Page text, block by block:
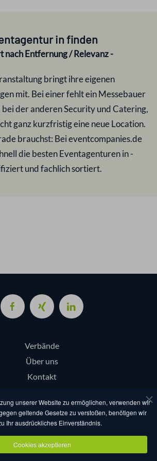
infinden
nach Entfernung / Relevanz -
bringt ihre eigenen
mit. Bei einer fehlt ein Messebauer
der anderen Security und Catering,
ganz kurzfristig eine neue Location.
brauchst: Bei eventcompanies.de
die besten Eventagenturen in-
und fachlich sortiert.
Verbände
Über uns
Kontakt
Nutzungsbestimmungen
Impressum
unserer Website zu ermöglichen, verwenden wir
geltende Gesetze zu verstoßen, benötigen wir
Ihr ausdrückliches Einverständnis.
Cookies akzeptieren